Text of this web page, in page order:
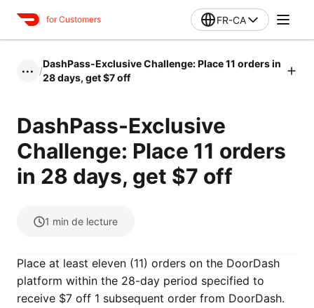
for Customers FR-CA
••• /
DashPass-Exclusive Challenge: Place 11 orders in
28 days, get $7 off
DashPass-Exclusive
Challenge: Place 11 orders
in 28 days, get $7 off
1 min de lecture
Place at least eleven (11) orders on the DoorDash
platform within the 28-day period specified to
receive $7 off 1 subsequent order from DoorDash.